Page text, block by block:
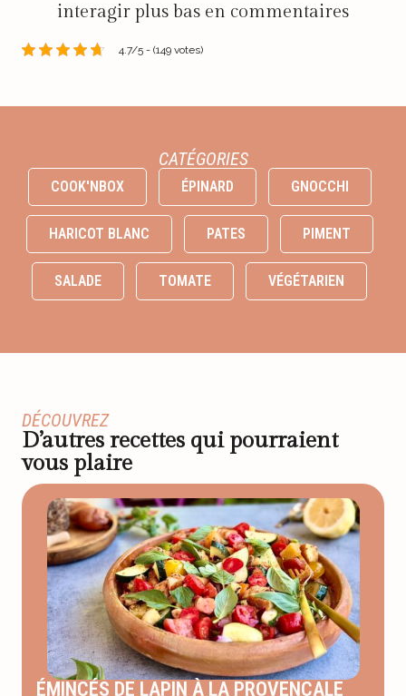
interagir plus bas en commentaires
4.7/5 - (149 votes)
CATÉGORIES
COOK'NBOX ÉPINARD GNOCCHI
HARICOT BLANC PATES PIMENT
SALADE TOMATE VÉGÉTARIEN
DÉCOUVREZ
D’autres recettes qui pourraient
vous plaire
ÉMINCÉS DE LAPIN À LA PROVENÇALE